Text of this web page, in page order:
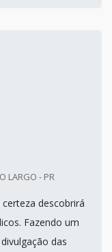
LARGO - PR
descobrirá
Fazendo um
das